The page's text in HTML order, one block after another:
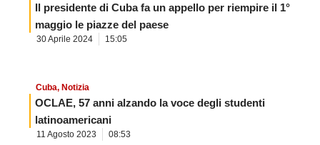
Il presidente di Cuba fa un appello per riempire il 1°
maggio le piazze del paese
30 Aprile 2024 15:05
Cuba, Notizia
OCLAE, 57 anni alzando la voce degli studenti
latinoamericani
11 Agosto 2023 08:53